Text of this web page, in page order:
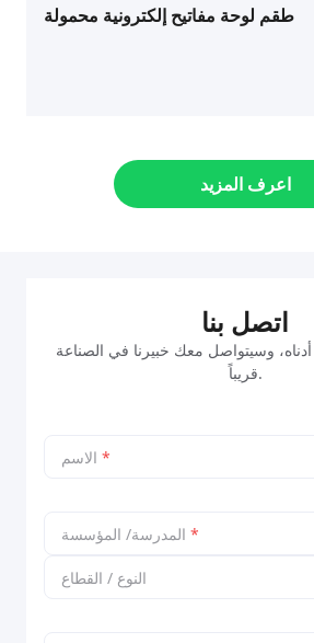
طقم لوحة مفاتيح إلكترونية محمولة
اعرف المزيد
اتصل بنا
وسيتواصل معك خبيرنا في الصناعة
قريباً.
الاسم *
المدرسة/ المؤسسة *
النوع / القطاع